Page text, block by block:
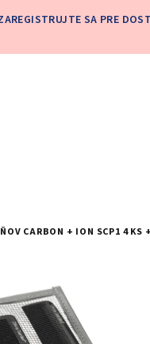
SA PRE
CARBON + ION SCP1 4 KS